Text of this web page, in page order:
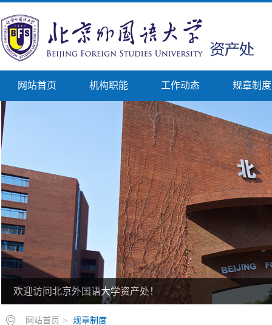
网站首页 机构职能 工作动态 规章制度
欢迎访问北京外国语大学资产处！
网站首页 > 规章制度